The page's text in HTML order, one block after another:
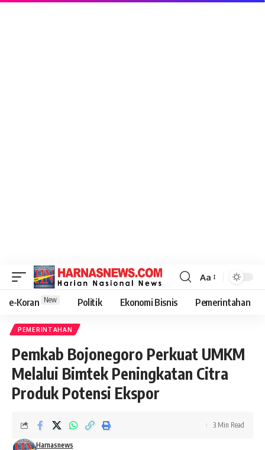
Aa
e-Koran New Politik Ekonomi Bisnis Pemerintahan
PEMERINTAHAN
Pemkab Bojonegoro Perkuat UMKM
Melalui Bimtek Peningkatan Citra
Produk Potensi Ekspor
Harnasnews
3 Min Read